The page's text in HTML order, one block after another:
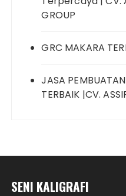
GROUP
GRC MAKARA
JASA
TERBAIK |CV.
SENI KALIGRAFI